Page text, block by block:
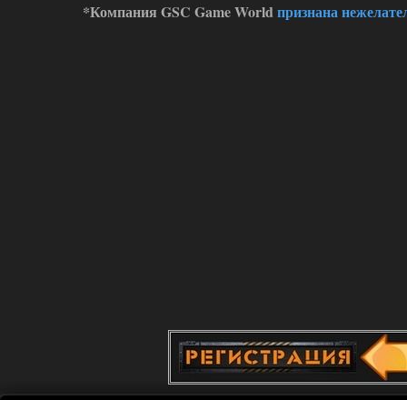
*Компания GSC Game Worldпризнана